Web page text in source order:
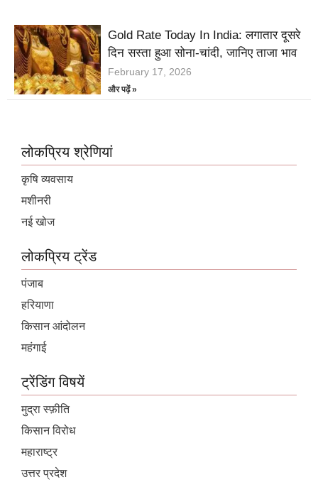
Gold Rate Today In India: लगातार दूसरे
दिन सस्ता हुआ सोना-चांदी, जानिए ताजा भाव
February 17, 2026
और पढ़ें »
लोकप्रिय श्रेणियां
कृषि व्यवसाय
मशीनरी
नई खोज
लोकप्रिय ट्रेंड
पंजाब
हरियाणा
किसान आंदोलन
महंगाई
ट्रेंडिंग विषयें
मुद्रा स्फ़ीति
किसान विरोध
महाराष्ट्र
उत्तर प्रदेश